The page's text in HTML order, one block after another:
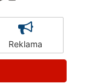
Reklama